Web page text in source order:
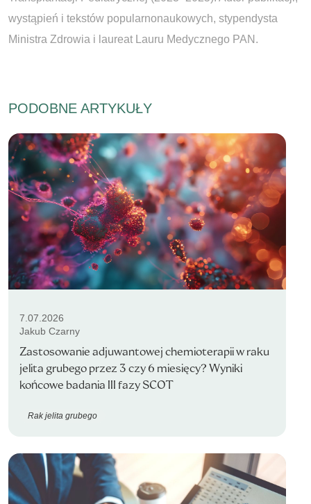
wystąpień i tekstów popularnonaukowych, stypendysta
Ministra Zdrowia i laureat Lauru Medycznego PAN.
PODOBNE ARTYKUŁY
7.07.2026
Jakub Czarny
Zastosowanie adjuwantowej chemioterapii w raku
jelita grubego przez 3 czy 6 miesięcy? Wyniki
końcowe badania III fazy SCOT
Rak jelita grubego